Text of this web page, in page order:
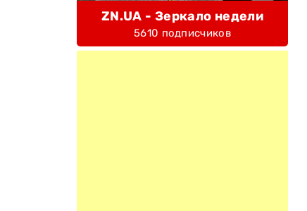
ZN.UA - Зеркало недели
5610 подписчиков